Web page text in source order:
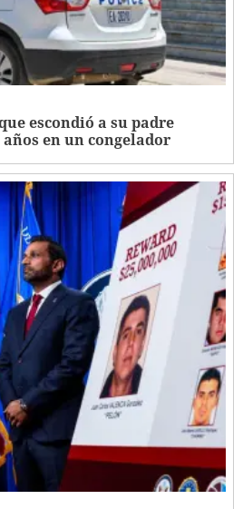
escondió a su padre
en un congelador